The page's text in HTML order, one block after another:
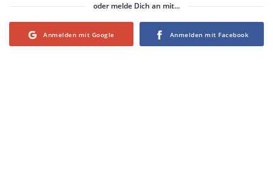
oder melde Dich an mit...
Login with Google Login with Facebook